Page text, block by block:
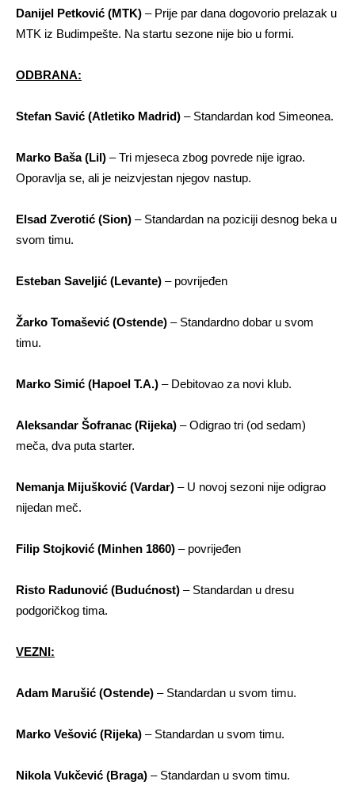
Danijel Petković (MTK) – Prije par dana dogovorio prelazak u
MTK iz Budimpešte. Na startu sezone nije bio u formi.
ODBRANA:
Stefan Savić (Atletiko Madrid) – Standardan kod Simeonea.
Marko Baša (Lil) – Tri mjeseca zbog povrede nije igrao.
Oporavlja se, ali je neizvjestan njegov nastup.
Elsad Zverotić (Sion) – Standardan na poziciji desnog beka u
svom timu.
Esteban Saveljić (Levante) – povrijeđen
Žarko Tomašević (Ostende) – Standardno dobar u svom
timu.
Marko Simić (Hapoel T.A.) – Debitovao za novi klub.
Aleksandar Šofranac (Rijeka) – Odigrao tri (od sedam)
meča, dva puta starter.
Nemanja Mijušković (Vardar) – U novoj sezoni nije odigrao
nijedan meč.
Filip Stojković (Minhen 1860) – povrijeđen
Risto Radunović (Budućnost) – Standardan u dresu
podgoričkog tima.
VEZNI:
Adam Marušić (Ostende) – Standardan u svom timu.
Marko Vešović (Rijeka) – Standardan u svom timu.
Nikola Vukčević (Braga) – Standardan u svom timu.